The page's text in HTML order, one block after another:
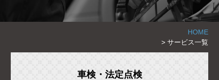
HOME
> サービス一覧
車検・法定点検